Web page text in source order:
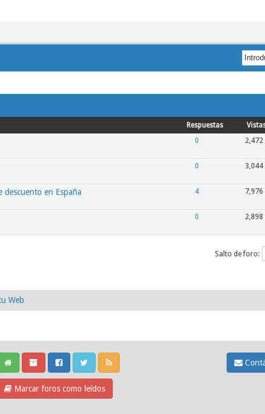
Respuestas
0 2,472
0 3,044
descuento en España 4 7,976
0 2,898
Salto de foro:
Web
Marcar foros como leídos